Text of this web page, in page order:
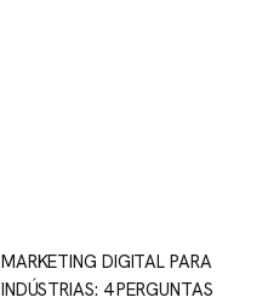
MARKETING DIGITAL PARA
INDÚSTRIAS: 4 PERGUNTAS